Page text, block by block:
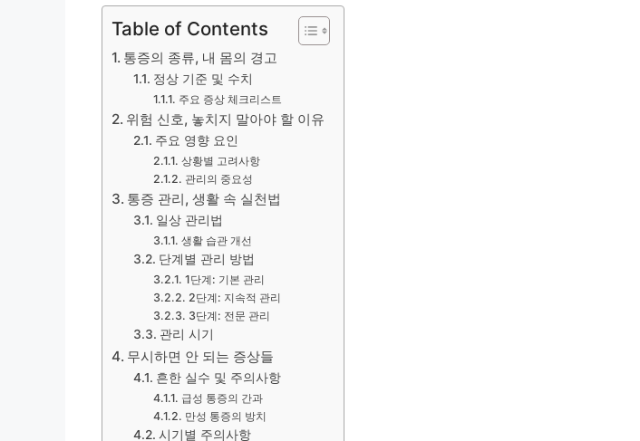
Table of Contents
통증의 종류, 내 몸의 경고
정상 기준 및 수치
주요 증상 체크리스트
위험 신호, 놓치지 말아야 할 이유
주요 영향 요인
상황별 고려사항
관리의 중요성
통증 관리, 생활 속 실천법
일상 관리법
생활 습관 개선
단계별 관리 방법
1단계: 기본 관리
2단계: 지속적 관리
3단계: 전문 관리
관리 시기
무시하면 안 되는 증상들
흔한 실수 및 주의사항
급성 통증의 간과
만성 통증의 방치
시기별 주의사항